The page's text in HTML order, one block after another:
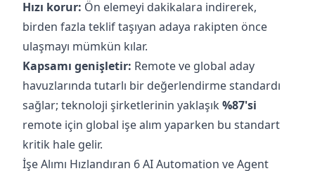
Hızı korur: Ön elemeyi dakikalara indirerek,
birden fazla teklif taşıyan adaya rakipten önce
ulaşmayı mümkün kılar.
Kapsamı genişletir: Remote ve global aday
havuzlarında tutarlı bir değerlendirme standardı
sağlar; teknoloji şirketlerinin yaklaşık %87'si
remote için global işe alım yaparken bu standart
kritik hale gelir.
İşe Alımı Hızlandıran 6 AI Automation ve Agent